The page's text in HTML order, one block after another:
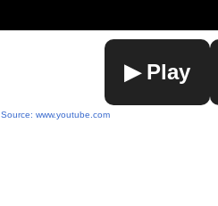
▶ Play
Source: www.youtube.com